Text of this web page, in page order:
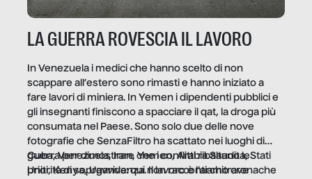
LA GUERRA ROVESCIA IL LAVORO
In Venezuela i medici che hanno scelto di non
scappare all’estero sono rimasti e hanno iniziato a
fare lavori di miniera. In Yemen i dipendenti pubblici e
gli insegnanti finiscono a spacciare il qat, la droga più
consumata nel Paese. Sono solo due delle nove
fotografie che SenzaFiltro ha scattato nei luoghi di
guerra per dimostrare che i conflitti ribaltano le
priorità di sopravvivenza. Il lavoro è l’architrave
Cuba, Venezuela, Iran, Yemen, Arabia Saudita, Stati
Uniti, Kenya, Uganda: qui non raccontiamo cronache